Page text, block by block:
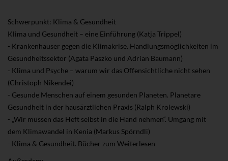
Schwerpunkt: Klima & Gesundheit
Klima und Gesundheit – eine Einführung (Katja Trippel)
- Krankenhäuser gegen die Klimakrise. Handlungsmöglichkeiten im
Gesundheitssektor (Agata Paszko und Adrian Baumann)
- Klima und Psyche – warum wir das Offensichtliche nicht sehen
(Christoph Nikendei)
- Gesunde Menschen auf einem gesunden Planeten. Planetare
Gesundheit in der hausärztlichen Praxis (Ralph Krolewski)
- „Wir müssen das Heft selbst in die Hand nehmen“. Umgang mit
dem Klimawandel in Kenia (Markus Spörndli)
- Klima & Gesundheit. Bücher zum Weiterlesen